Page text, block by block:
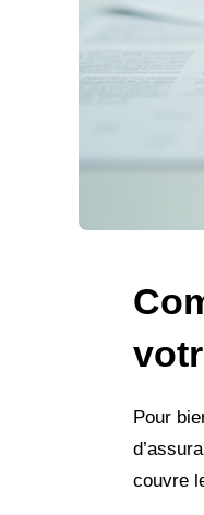
Pour
couvre